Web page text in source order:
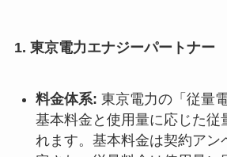
1. 東京電力エナジーパートナー
料金体系: 東京電力の「従量
基本料金と使用量に応じた従
れます。基本料金は契約アン